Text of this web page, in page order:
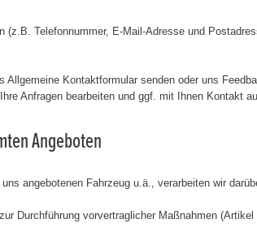
Telefonnummer, E-Mail-Adresse und
Kontaktformular senden oder uns
Anfragen bearbeiten und ggf. mit Ihnen Kontakt
Angeboten
angebotenen Fahrzeug u.ä., verarbeiten wir
Durchführung vorvertraglicher Maßnahmen